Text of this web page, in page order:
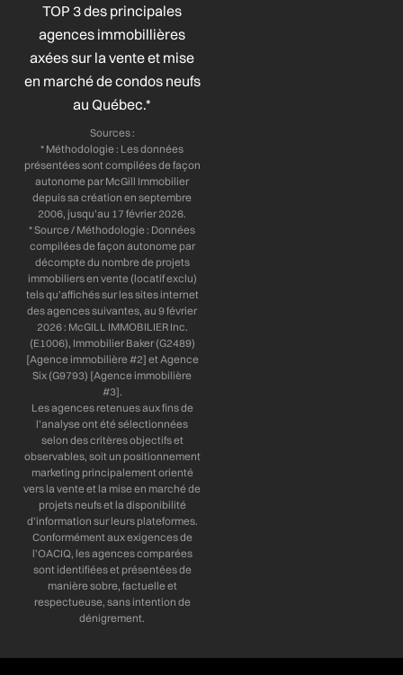
TOP 3 des principales
agences immobillières
axées sur la vente et mise
en marché de condos neufs
au Québec.*
Sources :
* Méthodologie : Les données
présentées sont compilées de façon
autonome par McGill Immobilier
depuis sa création en septembre
2006, jusqu’au 17 février 2026.
* Source / Méthodologie : Données
compilées de façon autonome par
décompte du nombre de projets
immobiliers en vente (locatif exclu)
tels qu’affichés sur les sites internet
des agences suivantes, au 9 février
2026 : McGILL IMMOBILIER Inc.
(E1006), Immobilier Baker (G2489)
[Agence immobilière #2] et Agence
Six (G9793) [Agence immobilière
#3].
Les agences retenues aux fins de
l’analyse ont été sélectionnées
selon des critères objectifs et
observables, soit un positionnement
marketing principalement orienté
vers la vente et la mise en marché de
projets neufs et la disponibilité
d’information sur leurs plateformes.
Conformément aux exigences de
l’OACIQ, les agences comparées
sont identifiées et présentées de
manière sobre, factuelle et
respectueuse, sans intention de
dénigrement.